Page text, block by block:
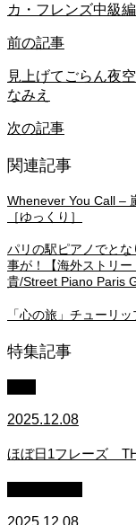
カ・フレンズ中級編
前の記事
見上げてごらん夜
なみえ
次の記事
関連記事
Whenever You Call –
［ゆっくり］
パリの駅ピアノでと
事が！【海外ストリ
貴/Street Piano Paris
「心の旅」チューリ
特集記事
2025.12.08
ほぼ日1フレーズ
2025.12.08